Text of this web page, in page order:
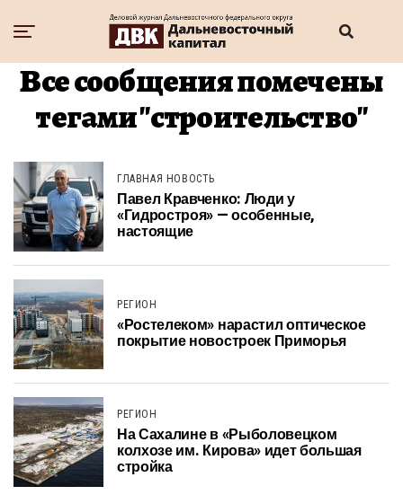
Все сообщения помечены
тегами "строительство"
ГЛАВНАЯ НОВОСТЬ
Павел Кравченко: Люди у
«Гидростроя» — особенные,
настоящие
РЕГИОН
«Ростелеком» нарастил оптическое
покрытие новостроек Приморья
РЕГИОН
На Сахалине в «Рыболовецком
колхозе им. Кирова» идет большая
стройка